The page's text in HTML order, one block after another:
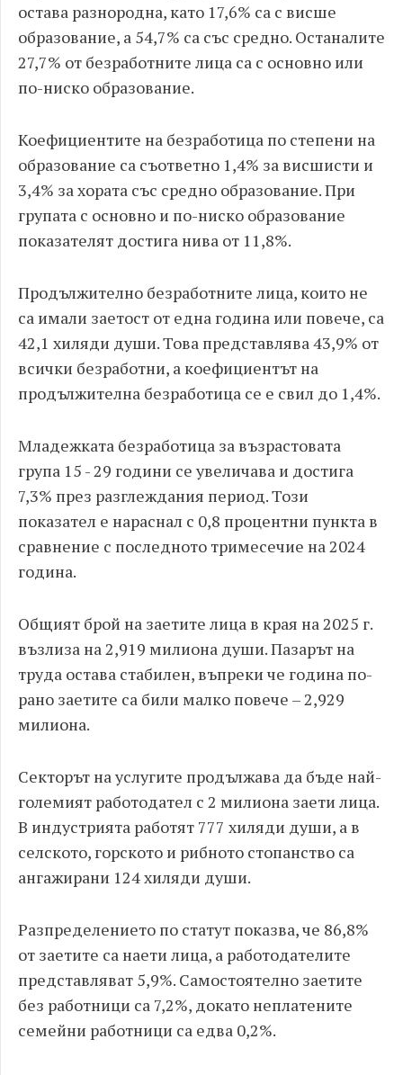
остава разнородна, като 17,6% са с висше
образование, а 54,7% са със средно. Останалите
27,7% от безработните лица са с основно или
по-ниско образование.
Коефициентите на безработица по степени на
образование са съответно 1,4% за висшисти и
3,4% за хората със средно образование. При
групата с основно и по-ниско образование
показателят достига нива от 11,8%.
Продължително безработните лица, които не
са имали заетост от една година или повече, са
42,1 хиляди души. Това представлява 43,9% от
всички безработни, а коефициентът на
продължителна безработица се е свил до 1,4%.
Младежката безработица за възрастовата
група 15 - 29 години се увеличава и достига
7,3% през разглеждания период. Този
показател е нараснал с 0,8 процентни пункта в
сравнение с последното тримесечие на 2024
година.
Общият брой на заетите лица в края на 2025 г.
възлиза на 2,919 милиона души. Пазарът на
труда остава стабилен, въпреки че година по-
рано заетите са били малко повече – 2,929
милиона.
Секторът на услугите продължава да бъде най-
големият работодател с 2 милиона заети лица.
В индустрията работят 777 хиляди души, а в
селското, горското и рибното стопанство са
ангажирани 124 хиляди души.
Разпределението по статут показва, че 86,8%
от заетите са наети лица, а работодателите
представляват 5,9%. Самостоятелно заетите
без работници са 7,2%, докато неплатените
семейни работници са едва 0,2%.